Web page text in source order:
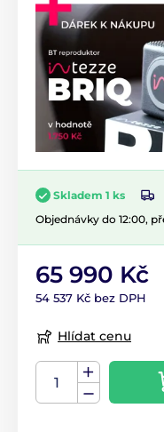
Skladem 1 ks
Objednávky do 12:00,
65 990 Kč
54 537 Kč bez DPH
Hlídat cenu